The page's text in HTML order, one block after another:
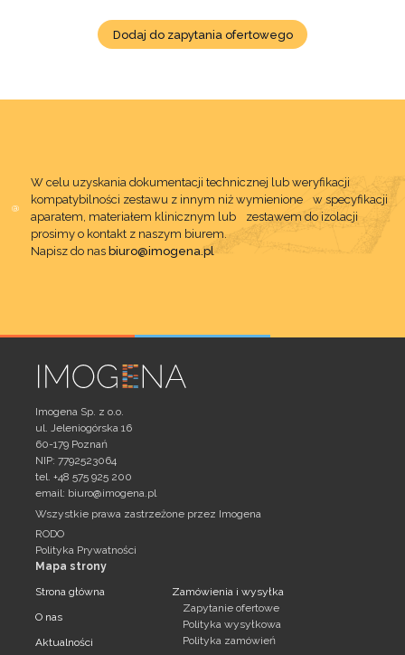
Dodaj do zapytania ofertowego
W celu uzyskania dokumentacji technicznej lub weryfikacji
kompatybilności zestawu z innym niż wymienione w specyfikacji
aparatem, materiałem klinicznym lub zestawem do izolacji
prosimy o kontakt z naszym biurem.
Napisz do nas biuro@imogena.pl
Imogena Sp. z o.o.
ul. Jeleniogórska 16
60-179 Poznań
NIP: 7792523064
tel. +48 575 925 200
email: biuro@imogena.pl
Wszystkie prawa zastrzeżone przez Imogena
RODO
Polityka Prywatności
Mapa strony
Strona główna
O nas
Aktualności
Zamówienia i wysyłka
Zapytanie ofertowe
Polityka wysyłkowa
Polityka zamówień